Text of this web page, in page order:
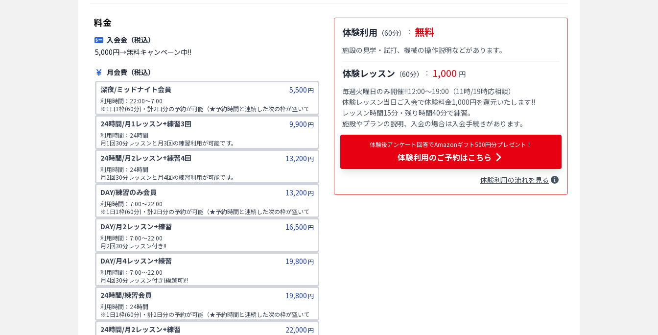
料金
入会金（税込）
5,000円→無料キャンペーン中!!
月会費（税込）
深夜/ミッドナイト会員
5,500円
利用時間：22:00～7:00
※1日1枠(60分)・計2日分の予約が可能（★予約時間と連続した次の枠が空いて
いる場合のみ2枠連続で利用可能）
24時間/月1レッスン+練習3回 9,900円
利用時間：24時間
月1回30分レッスンと月3回の練習利用が可能です。
24時間/月2レッスン+練習4回 13,200円
利用時間：24時間
月2回30分レッスンと月4回の練習利用が可能です。
DAY/練習のみ会員 13,200円
利用時間：7:00～22:00
※1日1枠(60分)・計2日分の予約が可能（★予約時間と連続した次の枠が空いて
いる場合のみ2枠連続で利用可能）
DAY/月2レッスン+練習 16,500円
利用時間：7:00～22:00
月2回30分レッスン付き!!
※1日1枠(60分)・計2日分の予約が可能（★予約時間と連続した次の枠が空いて
いる場合のみ2枠連続で利用可能）
DAY/月4レッスン+練習 19,800円
利用時間：7:00～22:00
月4回30分レッスン付き(繰越可)!!
※1日1枠(60分)・計2日分の予約が可能（★予約時間と連続した次の枠が空いて
いる場合のみ2枠連続で利用可能）
24時間/練習会員 19,800円
利用時間：24時間
※1日1枠(60分)・計2日分の予約が可能（★予約時間と連続した次の枠が空いて
いる場合のみ2枠連続で利用可能）
24時間/月2レッスン+練習 22,000円
体験利用 （60分） ： 無料
施設の見学・試打、機械の操作説明などがあります。
体験レッスン （60分） ： 1,000 円
毎週火曜日のみ開催!!12:00～19:00（11時/19時応相談）
体験レッスン当日ご入会で体験料金1,000円を還元いたします!!
レッスン時間15分・残り時間40分で練習。
施設やプランの説明、入会の場合は入会手続きがあります。
体験後アンケート回答でAmazonギフト500円分プレゼント！
体験利用のご予約はこちら
体験利用の流れを見る